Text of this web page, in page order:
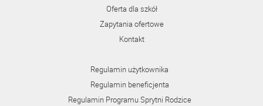
Oferta dla szkół
Zapytania ofertowe
Kontakt
Regulamin użytkownika
Regulamin beneficjenta
Regulamin Programu Sprytni Rodzice